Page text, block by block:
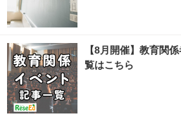
【8月開催】教育関
覧はこちら